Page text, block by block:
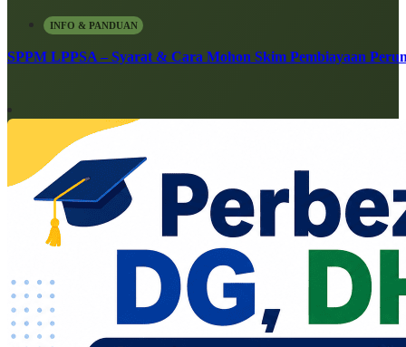
INFO & PANDUAN
SPPM LPPSA – Syarat & Cara Mohon Skim Pembiayaan